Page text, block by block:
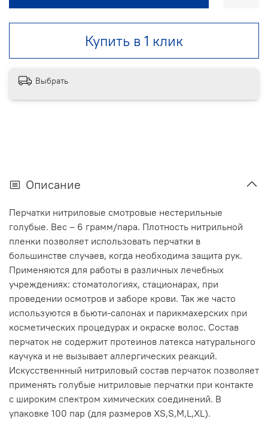
Купить в 1 клик
Выбрать
Описание
Перчатки нитриловые смотровые нестерильные
голубые. Вес – 6 грамм/пара. Плотность нитрильной
пленки позволяет использовать перчатки в
большинстве случаев, когда необходима защита рук.
Применяются для работы в различных лечебных
учреждениях: стоматологиях, стационарах, при
проведении осмотров и заборе крови. Так же часто
используются в бьюти-салонах и парикмахерских при
косметических процедурах и окраске волос. Состав
перчаток не содержит протеинов латекса натурального
каучука и не вызывает аллергических реакций.
Искусственнный нитриловый состав перчаток позволяет
применять голубые нитриловые перчатки при контакте
с широким спектром химических соединений. В
упаковке 100 пар (для размеров XS,S,M,L,XL).